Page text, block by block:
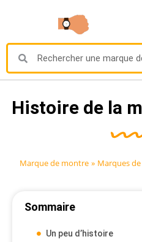
Histoire de la
Marque de montre » Marques
Sommaire
Un peu d’histoire